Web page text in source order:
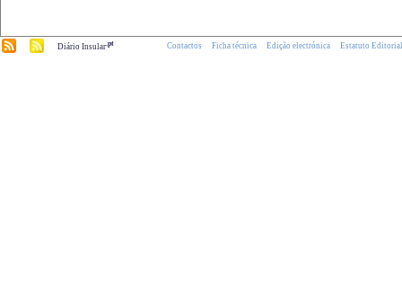
Diário Insular.pt Contactos Ficha técnica Edição electrónica Estatuto Editorial